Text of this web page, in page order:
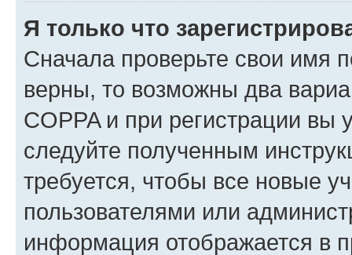
Я только что
Сначала проверьте свои имя
верны, то возможны два
COPPA и при регистрации вы
следуйте полученным
требуется, чтобы все новые
пользователями или
информация отображается в